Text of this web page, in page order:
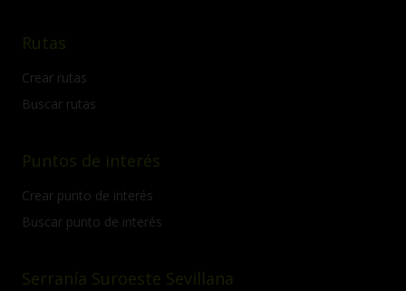
Rutas
Crear rutas
Buscar rutas
Puntos de interés
Crear punto de interés
Buscar punto de interés
Serranía Suroeste Sevillana